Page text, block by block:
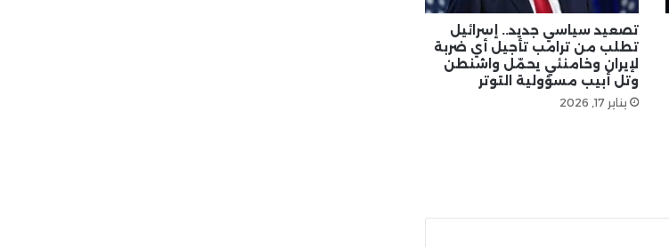
تصعيد سياسي جديد.. إسرائيل
تطلب من ترامب تأجيل أي ضربة
لإيران وخامنئي يحمّل واشنطن
وتل أبيب مسؤولية التوتر
يناير 17, 2026